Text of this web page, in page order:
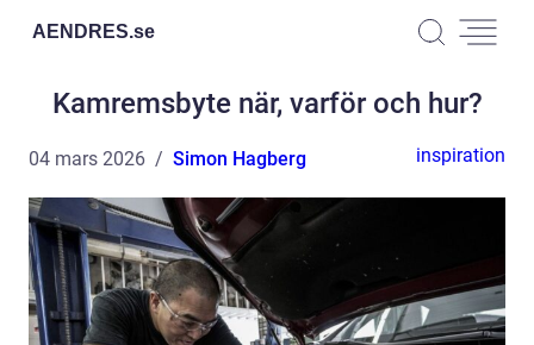
AENDRES.se
Kamremsbyte när, varför och hur?
04 mars 2026 Simon Hagberg inspiration